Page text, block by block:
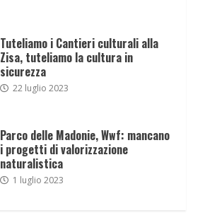
Tuteliamo i Cantieri culturali alla
Zisa, tuteliamo la cultura in
sicurezza
22 luglio 2023
Parco delle Madonie, Wwf: mancano
i progetti di valorizzazione
naturalistica
1 luglio 2023